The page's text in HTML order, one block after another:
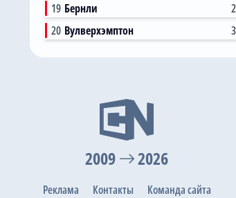
19 Бернли
20 Вулверхэмптон
4:4
Премьер-
1:1
2009 2026
Реклама Контакты
Команда сайта